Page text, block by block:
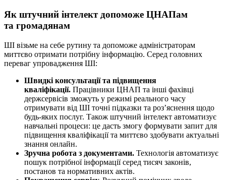
Як штучний інтелект допоможе ЦНАПам
та громадянам
ШІ візьме на себе рутину та допоможе адміністраторам
миттєво отримати потрібну інформацію. Серед головних
переваг упровадження ШІ:
Швидкі консультації та підвищення
кваліфікації. Працівники ЦНАП та інші фахівці
держсервісів зможуть у режимі реального часу
отримувати від ШІ точні підказки та роз’яснення щодо
будь-яких послуг. Також штучний інтелект автоматизує
навчальні процеси: це дасть змогу формувати запит для
підвищення кваліфікації та миттєво здобувати актуальні
знання онлайн.
Зручна робота з документами. Технологія автоматизує
пошук потрібної інформації серед тисяч законів,
постанов та нормативних актів.